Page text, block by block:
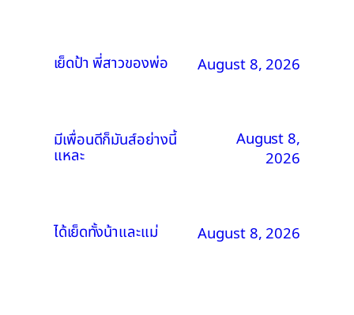
เย็ดป้า พี่สาวของพ่อ August 8, 2026
มีเพื่อนดีก็มันส์อย่างนี้
แหละ
August 8,
2026
ได้เย็ดทั้งน้าและแม่ August 8, 2026